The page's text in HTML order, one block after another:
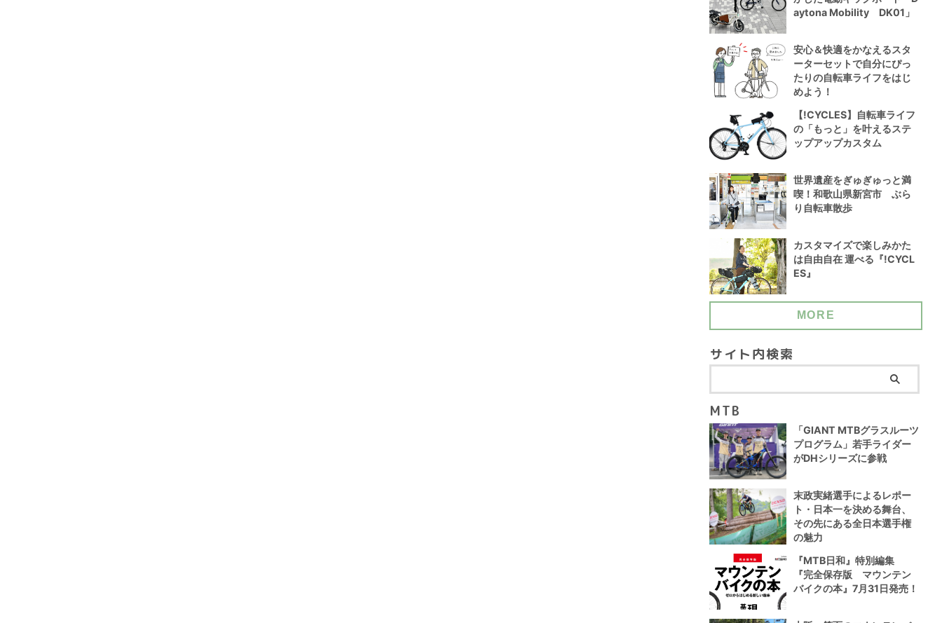
aytona Mobility DK01」
安心＆快適をかなえるスタ
ーターセットで自分にぴっ
たりの自転車ライフをはじ
めよう！
【!CYCLES】自転車ライフ
の「もっと」を叶えるステ
ップアップカスタム
世界遺産をぎゅぎゅっと満
喫！和歌山県新宮市 ぶら
り自転車散歩
カスタマイズで楽しみかた
は自由自在 運べる『!CYCL
ES』
MORE
サイト内検索
MTB
「GIANT MTBグラスルーツ
プログラム」若手ライダー
がDHシリーズに参戦
末政実緒選手によるレポー
ト・日本一を決める舞台、
その先にある全日本選手権
の魅力
『MTB日和』特別編集
『完全保存版 マウンテン
バイクの本』7月31日発売！